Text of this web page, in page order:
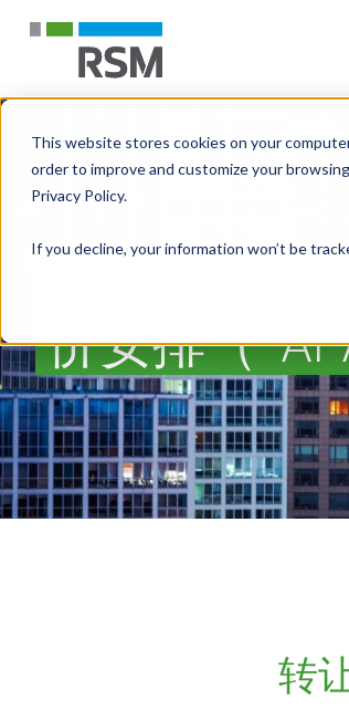
This website stores cookies on your
order to improve and customize your
Privacy Policy.
If you decline, your information won’t be
转让定价快
价安排（
转